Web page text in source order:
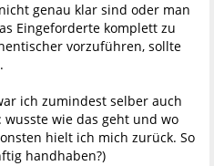
genau klar sind oder man
Eingeforderte komplett zu
vorzuführen, sollte
ich zumindest selber auch
wie das geht und wo
hielt ich mich zurück. So
handhaben?)